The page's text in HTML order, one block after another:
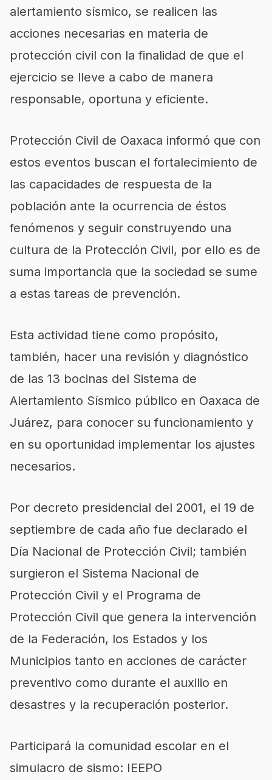
alertamiento sísmico, se realicen las
acciones necesarias en materia de
protección civil con la finalidad de que el
ejercicio se lleve a cabo de manera
responsable, oportuna y eficiente.
Protección Civil de Oaxaca informó que con
estos eventos buscan el fortalecimiento de
las capacidades de respuesta de la
población ante la ocurrencia de éstos
fenómenos y seguir construyendo una
cultura de la Protección Civil, por ello es de
suma importancia que la sociedad se sume
a estas tareas de prevención.
Esta actividad tiene como propósito,
también, hacer una revisión y diagnóstico
de las 13 bocinas del Sistema de
Alertamiento Sísmico público en Oaxaca de
Juárez, para conocer su funcionamiento y
en su oportunidad implementar los ajustes
necesarios.
Por decreto presidencial del 2001, el 19 de
septiembre de cada año fue declarado el
Día Nacional de Protección Civil; también
surgieron el Sistema Nacional de
Protección Civil y el Programa de
Protección Civil que genera la intervención
de la Federación, los Estados y los
Municipios tanto en acciones de carácter
preventivo como durante el auxilio en
desastres y la recuperación posterior.
Participará la comunidad escolar en el
simulacro de sismo: IEEPO